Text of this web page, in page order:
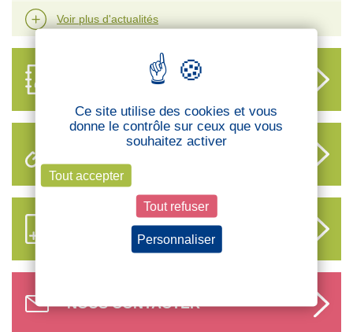
Voir plus d'actualités
DES DÉLÉGUÉS
S’ABONNER AUX NOUVEAUX
CONTENUS CFTC
NOUS CONTACTER
Ce site utilise des cookies et vous
donne le contrôle sur ceux que vous
souhaitez activer
Tout accepter
Tout refuser
Personnaliser